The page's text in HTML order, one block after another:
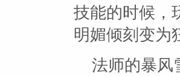
技能的时候，
明媚倾刻变为
法师的暴风